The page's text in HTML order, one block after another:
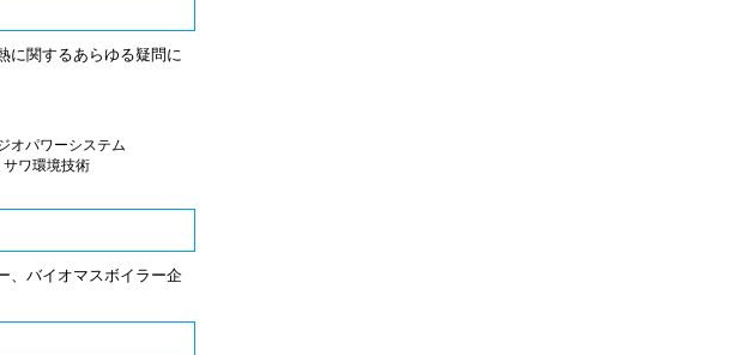
に関するあらゆる疑問に
オパワーシステム
サワ環境技術
、バイオマスボイラー企